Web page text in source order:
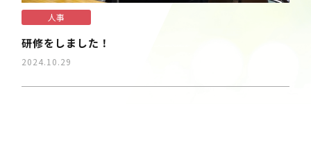
人事
研修をしました！
2024.10.29